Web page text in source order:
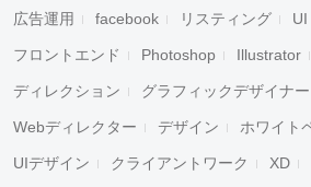
広告運用 facebook リスティング UI
フロントエンド Photoshop Illustrator
ディレクション グラフィックデザイナー
Webディレクター デザイン ホワイト
UIデザイン クライアントワーク XD